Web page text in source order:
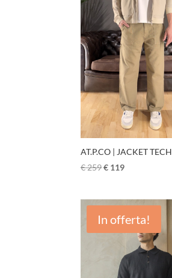
AT.P.CO | JACKET TECH
€259€ 119
In offerta!